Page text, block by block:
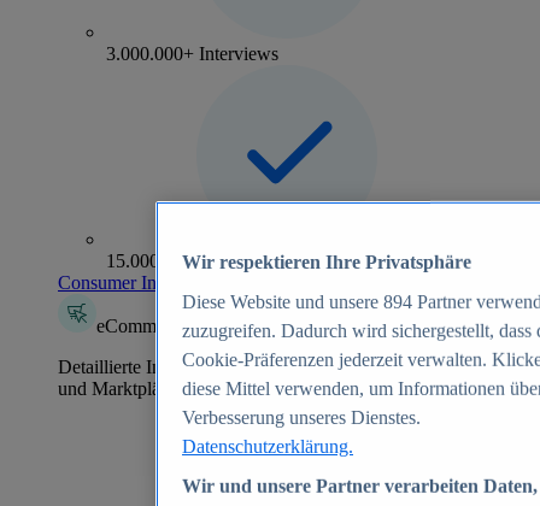
3.000.000+ Interviews
15.000+ Marken
Consumer Insights entdecken
eCommerce Insights
Detaillierte Informationen zu mehr als 39.000 Online-Shops
und Marktplätzen
Wir respektieren Ihre Privatsphäre
Diese Website und unsere 894 Partner
zuzugreifen. Dadurch wird sichergestellt,
Cookie-Präferenzen jederzeit verwalten.
diese Mittel verwenden, um Informationen
Verbesserung unseres Dienstes.
Datenschutzerklärung.
Wir und unsere Partner verarbeiten